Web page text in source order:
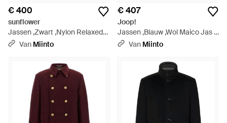
€ 400
sunflower
Jassen ,Zwart ,Nylon Relaxed
Nylon Jas - Zwart
Van Miinto
€ 407
Joop!
Jassen ,Blauw ,Wol Maico Jas -
Blauw
Van Miinto